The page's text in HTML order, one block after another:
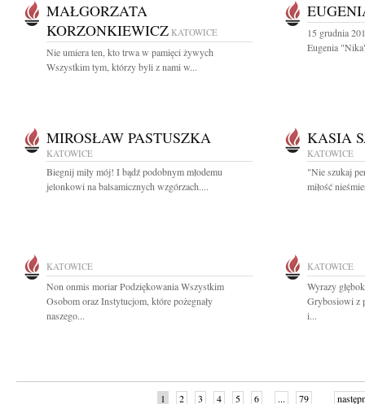
MAŁGORZATA
KORZONKIEWICZ KATOWICE
Nie umiera ten, kto trwa w pamięci żywych
Wszystkim tym, którzy byli z nami w...
15 grudnia
Eugenia
MIROSŁAW PASTUSZKA
KATOWICE
Biegnij miły mój! I bądź podobnym młodemu
jelonkowi na balsamicznych wzgórzach....
KASIA
KATOWICE
"Nie szukaj
miłość
KATOWICE
Non onmis moriar Podziękowania Wszystkim
Osobom oraz Instytucjom, które pożegnały
naszego...
KATOWICE
Wyrazy
Grybosiowi z
i...
1 2 3 4 5 6 ... 79